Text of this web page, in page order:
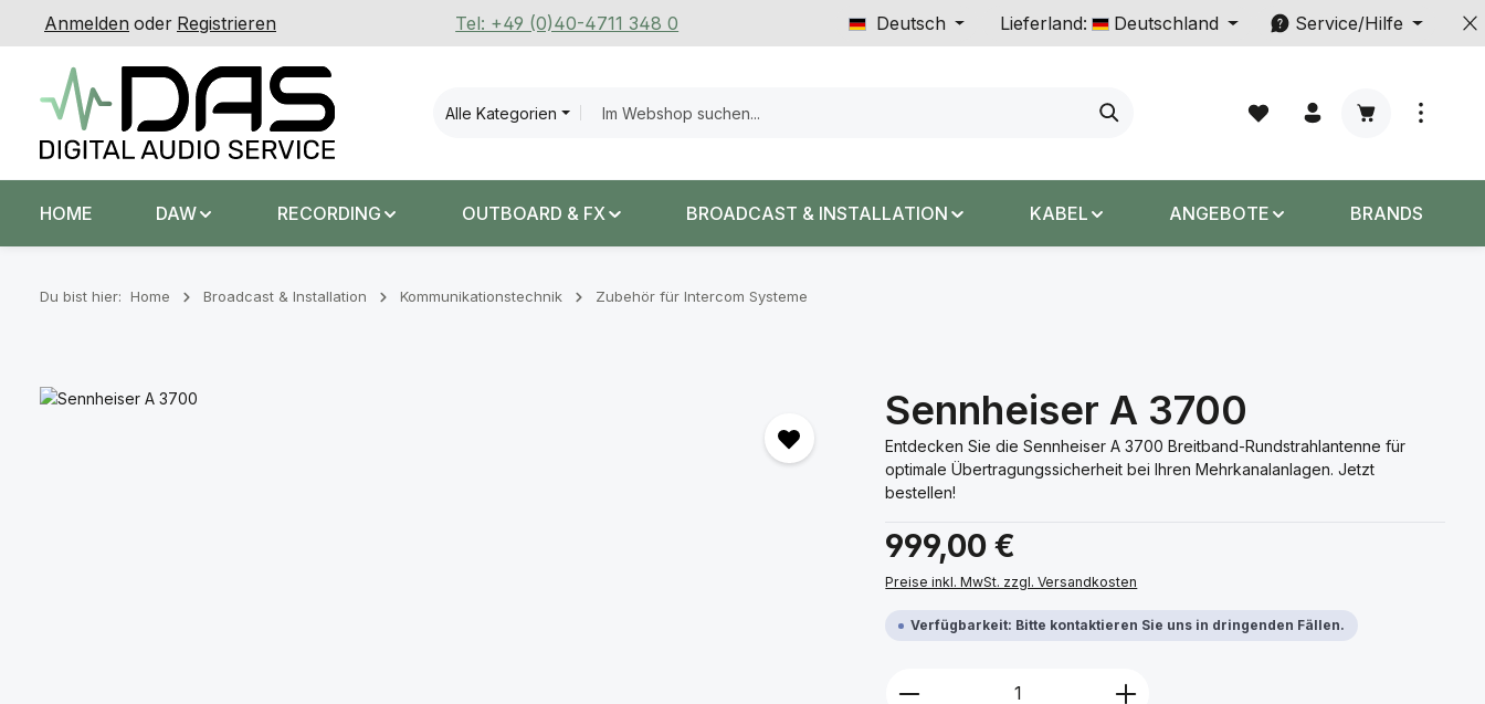
Hauptinhalt springen
Zur Suche springen
Zur Hauptnavigation springen
Anmelden oder Registrieren Tel: +49 (0)40-4711 348 0 Deutsch Lieferland: Deutschland Service/Hilfe
Alle Kategorien
Warenkorb
HOME DAW RECORDING OUTBOARD & FX BROADCAST & INSTALLATION KABEL ANGEBOTE BRANDS
Du bist hier: Home Broadcast & Installation Kommunikationstechnik Zubehör für Intercom Systeme
Bildergalerie überspringen Sennheiser A 3700
Entdecken Sie die Sennheiser A 3700 Breitband-Rundstrahlantenne für
optimale Übertragungssicherheit bei Ihren Mehrkanalanlagen. Jetzt
bestellen!
Regulärer Preis:
999,00 €
Preise inkl. MwSt. zzgl. Versandkosten
Verfügbarkeit: Bitte kontaktieren Sie uns in dringenden Fällen.
Produkt Anzahl: Gib den gewünschten Wert